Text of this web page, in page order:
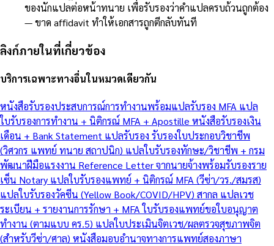
ของนักแปลต่อหน้าทนาย เพื่อรับรองว่าคำแปลครบถ้วนถูกต้อง
— ขาด affidavit ทำให้เอกสารถูกตีกลับทันที
ลิงก์ภายในที่เกี่ยวข้อง
บริการเฉพาะทางอื่นในหมวดเดียวกัน
หนังสือรับรองประสบการณ์การทำงานพร้อมแปลรับรอง MFA แปล
ใบรับรองการทำงาน + นิติกรณ์ MFA + Apostille หนังสือรับรองเงิน
เดือน + Bank Statement แปลรับรอง รับรองใบประกอบวิชาชีพ
(วิศวกร แพทย์ ทนาย สถาปนิก) แปลใบรับรองทักษะ/วิชาชีพ + กรม
พัฒนาฝีมือแรงงาน Reference Letter จากนายจ้างพร้อมรับรองราย
เซ็น Notary แปลใบรับรองแพทย์ + นิติกรณ์ MFA (วีซ่า/วร./สมรส)
แปลใบรับรองวัคซีน (Yellow Book/COVID/HPV) สากล แปลเวช
ระเบียน + รายงานการรักษา + MFA ใบรับรองแพทย์ขอใบอนุญาต
ทำงาน (ตามแบบ คร.5) แปลใบประเมินจิตเวช/ผลตรวจสุขภาพจิต
(สำหรับวีซ่า/ศาล) หนังสือมอบอำนาจทางการแพทย์สองภาษา